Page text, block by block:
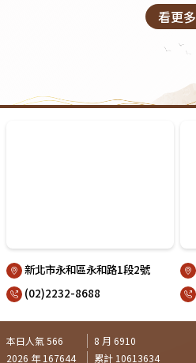
看更多
新北市永和區永和路1段2號
(02)2232-8688
本日人氣 566
8 月 6910
2026 年 167644
累計 10613634